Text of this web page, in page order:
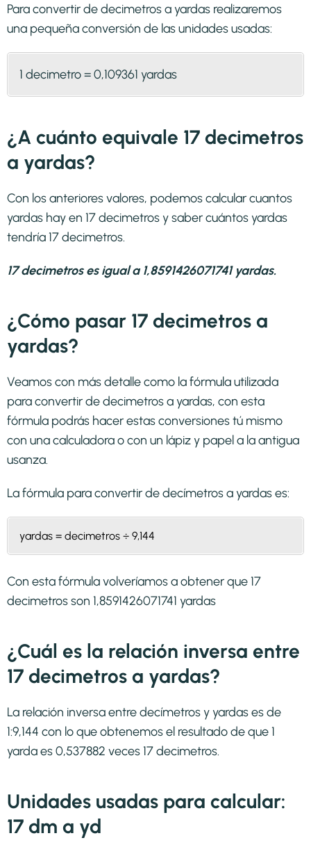
Para convertir de decimetros a yardas realizaremos
una pequeña conversión de las unidades usadas:
1 decimetro = 0,109361 yardas
¿A cuánto equivale 17 decimetros
a yardas?
Con los anteriores valores, podemos calcular cuantos
yardas hay en 17 decimetros y saber cuántos yardas
tendría 17 decimetros.
17 decimetros es igual a 1,8591426071741 yardas.
¿Cómo pasar 17 decimetros a
yardas?
Veamos con más detalle como la fórmula utilizada
para convertir de decimetros a yardas, con esta
fórmula podrás hacer estas conversiones tú mismo
con una calculadora o con un lápiz y papel a la antigua
usanza.
La fórmula para convertir dedecímetros a yardases:
yardas = decimetros ÷ 9,144
Con esta fórmula volveríamos a obtener que 17
decimetros son 1,8591426071741 yardas
¿Cuál es la relación inversa entre
17 decimetros a yardas?
La relación inversa entre decímetros y yardas es de
1:9,144 con lo que obtenemos el resultado de que 1
yarda es 0,537882 veces 17 decimetros.
Unidades usadas para calcular:
17 dm a yd